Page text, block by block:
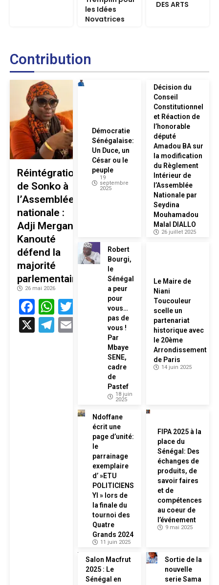
les Idées
Novatrices
DES ARTS
Contribution
Réintégration
de Sonko à
l’Assemblée
nationale :
Adji Mergane
Kanouté
défend la
majorité
parlementaire
26 mai 2026
Facebook
WhatsApp
Twitter
X
Telegram
Email
Démocratie
Sénégalaise:
Un Duce, un
César ou le
peuple
19
septembre
2025
Décision du
Conseil
Constitutionnel
et Réaction de
l’honorable
député
Amadou BA sur
la modification
du Règlement
Intérieur de
l’Assemblée
Nationale par
Seydina
Mouhamadou
Malal DIALLO
26 juillet 2025
Robert
Bourgi,
le
Sénégal
a peur
pour
vous…
pas de
vous !
Par
Mbaye
SENE,
cadre
de
Pastef
18 juin
2025
Le Maire de
Niani
Toucouleur
scelle un
partenariat
historique avec
le 20ème
Arrondissement
de Paris
14 juin 2025
Ndoffane
écrit une
page d’unité:
le
parrainage
exemplaire
d’ »ETU
POLITICIENS
YI » lors de
la finale du
tournoi des
Quatre
Grands 2024
11 juin 2025
FIPA 2025 à la
place du
Sénégal: Des
échanges de
produits, de
savoir faires
et de
compétences
au coeur de
l’événement
9 mai 2025
Salon Macfrut
2025 : Le
Sénégal en
Sortie de la
nouvelle
serie Sama